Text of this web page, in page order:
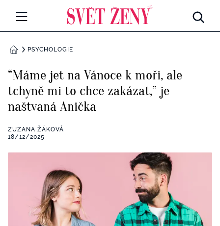
Všechny kategorie
Rozhovory
RETROHUBKY
Všechny kategorie
Seberozvoj
Životní styl
Všechny kategorie
Testy a kvízy
BYDLENÍ
Všechny kategorie
DOMŮPSYCHOLOGIE
“Máme jet na Vánoce k moři, ale
tchyně mi to chce zakázat,” je
naštvaná Anička
ZUZANA ŽÁKOVÁ
18/12/2025